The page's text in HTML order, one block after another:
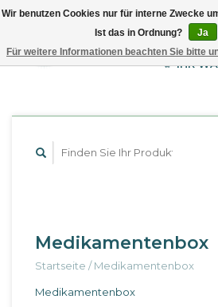
EUR
GBP
USD
IHR
Medikamentenbox
Startseite /Medikamentenbox
Medikamentenbox
Wir benutzen Cookies nur für interne Zwecke
Ist das in Ordnung?
Ja
Für weitere Informationen beachten Sie bitte